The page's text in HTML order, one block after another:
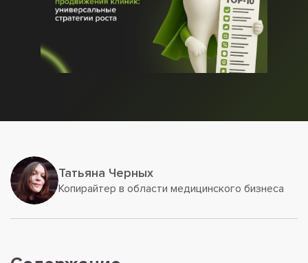
Татьяна Черных
Копирайтер в области медицинского бизнеса